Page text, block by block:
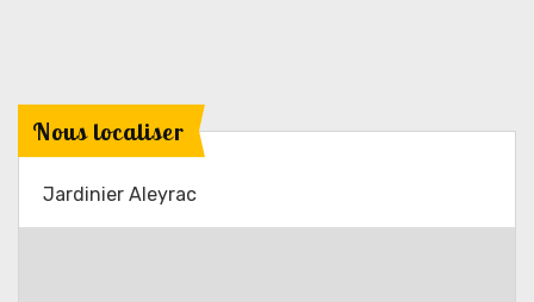
Nous localiser
Jardinier Aleyrac